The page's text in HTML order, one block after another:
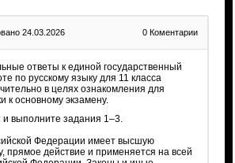
24.03.2026 0 Коментарии
ответы к единой государственный
по русскому языку для 11 класса
в целях ознакомления для
к основному экзамену.
и выполните задания 1–3.
Федерации имеет высшую
прямое действие и применяется на всей